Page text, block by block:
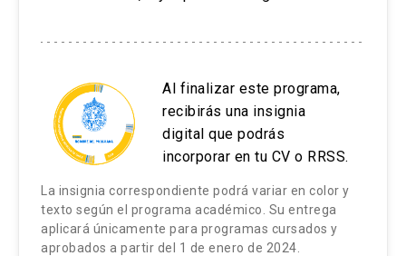
Al finalizar este programa,
recibirás una insignia
digital que podrás
incorporar en tu CV o RRSS.
La insignia correspondiente podrá variar en color y
texto según el programa académico. Su entrega
aplicará únicamente para programas cursados y
aprobados a partir del 1 de enero de 2024.